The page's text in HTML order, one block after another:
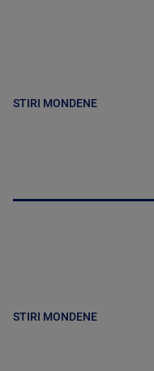
STIRI MONDENE
STIRI MONDENE